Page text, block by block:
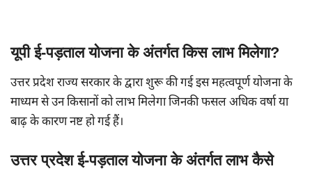
यूपी ई-पड़ताल योजना के अंतर्गत किस लाभ मिलेगा?
उत्तर प्रदेश राज्य सरकार के द्वारा शुरू की गई इस महत्वपूर्ण योजना के
माध्यम से उन किसानों को लाभ मिलेगा जिनकी फसल अधिक वर्षा या
बाढ़ के कारण नष्ट हो गई हैं।
उत्तर प्रदेश ई-पड़ताल योजना के अंतर्गत लाभ कैसे